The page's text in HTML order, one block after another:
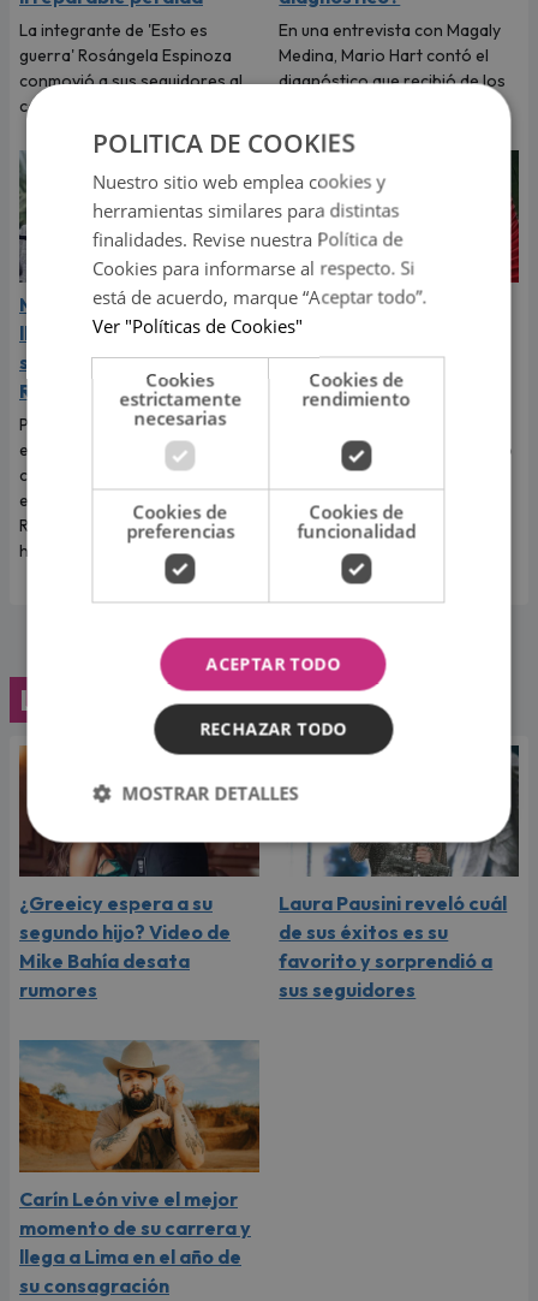
La integrante de 'Esto es
guerra' Rosángela Espinoza
conmovió a sus seguidores al
compartir un sentido mensaje.
En una entrevista con Magaly
Medina, Mario Hart contó el
diagnóstico que recibió de los
Mario Hart confesó que
lloró a escondidas tras
separarse de Korina
Rivadeneira
Por primera vez, el
exintegrante de Combate
contó cómo realmente afrontó
el fin de su relación con Korina
Rivadeneira, madre de sus dos
hijos.
‘Esto es guerra’: Kevin
Díaz protagonizó fuerte
accidente al caer de 8
metros de altura
todos los televidentes de 'Esto
es guerra' ocurrió en pleno
programa en vivo.
Lo último
¿Greeicy espera a su
segundo hijo? Video de
Mike Bahía desata
rumores
Laura Pausini reveló cuál
de sus éxitos es su
favorito y sorprendió a
sus seguidores
Carín León vive el mejor
momento de su carrera y
llega a Lima en el año de
su consagración
POLITICA DE COOKIES
Nuestro sitio web emplea cookies y
herramientas similares para distintas
finalidades. Revise nuestra Política de
Cookies para informarse al respecto. Si
está de acuerdo, marque “Aceptar todo”.
Ver "Políticas de Cookies"
Cookies
estrictamente
necesarias
Cookies de
rendimiento
Cookies de
preferencias
Cookies de
funcionalidad
ACEPTAR TODO
RECHAZAR TODO
MOSTRAR DETALLES